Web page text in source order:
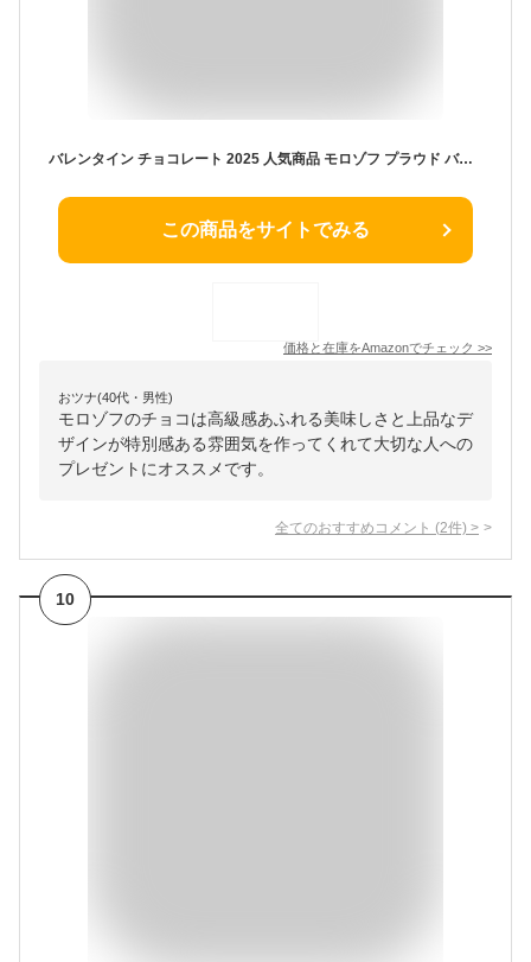
バレンタイン チョコレート 2025 人気商品 モロゾフ プラウド バレンタインチョコ 本命 義理 チョコ 手提げ袋付(プレーンチョコレート 12個入り)MO-1716
この商品をサイトでみる
価格と在庫をAmazonでチェック >>
おツナ(40代・男性)
モロゾフのチョコは高級感あふれる美味しさと上品なデ
ザインが特別感ある雰囲気を作ってくれて大切な人への
プレゼントにオススメです。
全てのおすすめコメント (2件) >
10